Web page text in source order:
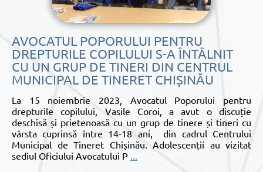
AVOCATUL POPORULUI PENTRU
DREPTURILE COPILULUI S-A ÎNTÂLNIT
CU UN GRUP DE TINERI DIN CENTRUL
MUNICIPAL DE TINERET CHIȘINĂU
La 15 noiembrie 2023, Avocatul Poporului pentru
drepturile copilului, Vasile Coroi, a avut o discuție
deschisă și prietenoasă cu un grup de tinere și tineri cu
vârsta cuprinsă între 14-18 ani, din cadrul Centrului
Municipal de Tineret Chișinău. Adolescenții au vizitat
sediul Oficiului Avocatului P ...